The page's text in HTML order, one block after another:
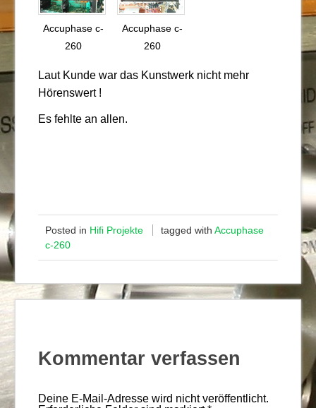
Accuphase c-
260
Accuphase c-
260
Laut Kunde war das Kunstwerk nicht mehr
Hörenswert !
Es fehlte an allen.
Posted in Hifi Projekte tagged withAccuphase
c-260
Kommentar verfassen
Deine E-Mail-Adresse wird nicht veröffentlicht.